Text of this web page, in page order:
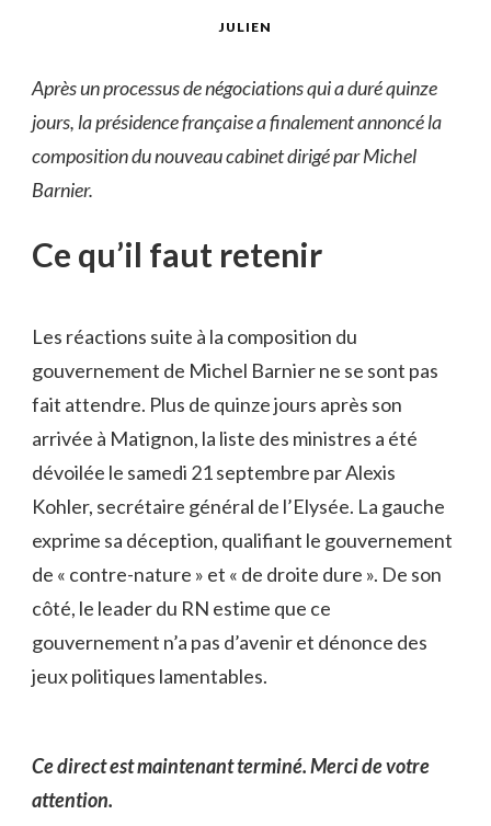
JULIEN
Après un processus de négociations qui a duré quinze
jours, la présidence française a finalement annoncé la
composition du nouveau cabinet dirigé par Michel
Barnier.
Ce qu’il faut retenir
Les réactions suite à la composition du
gouvernement de Michel Barnier ne se sont pas
fait attendre. Plus de quinze jours après son
arrivée à Matignon, la liste des ministres a été
dévoilée le samedi 21 septembre par Alexis
Kohler, secrétaire général de l’Elysée. La gauche
exprime sa déception, qualifiant le gouvernement
de « contre-nature » et « de droite dure ». De son
côté, le leader du RN estime que ce
gouvernement n’a pas d’avenir et dénonce des
jeux politiques lamentables.
Ce direct est maintenant terminé. Merci de votre
attention.